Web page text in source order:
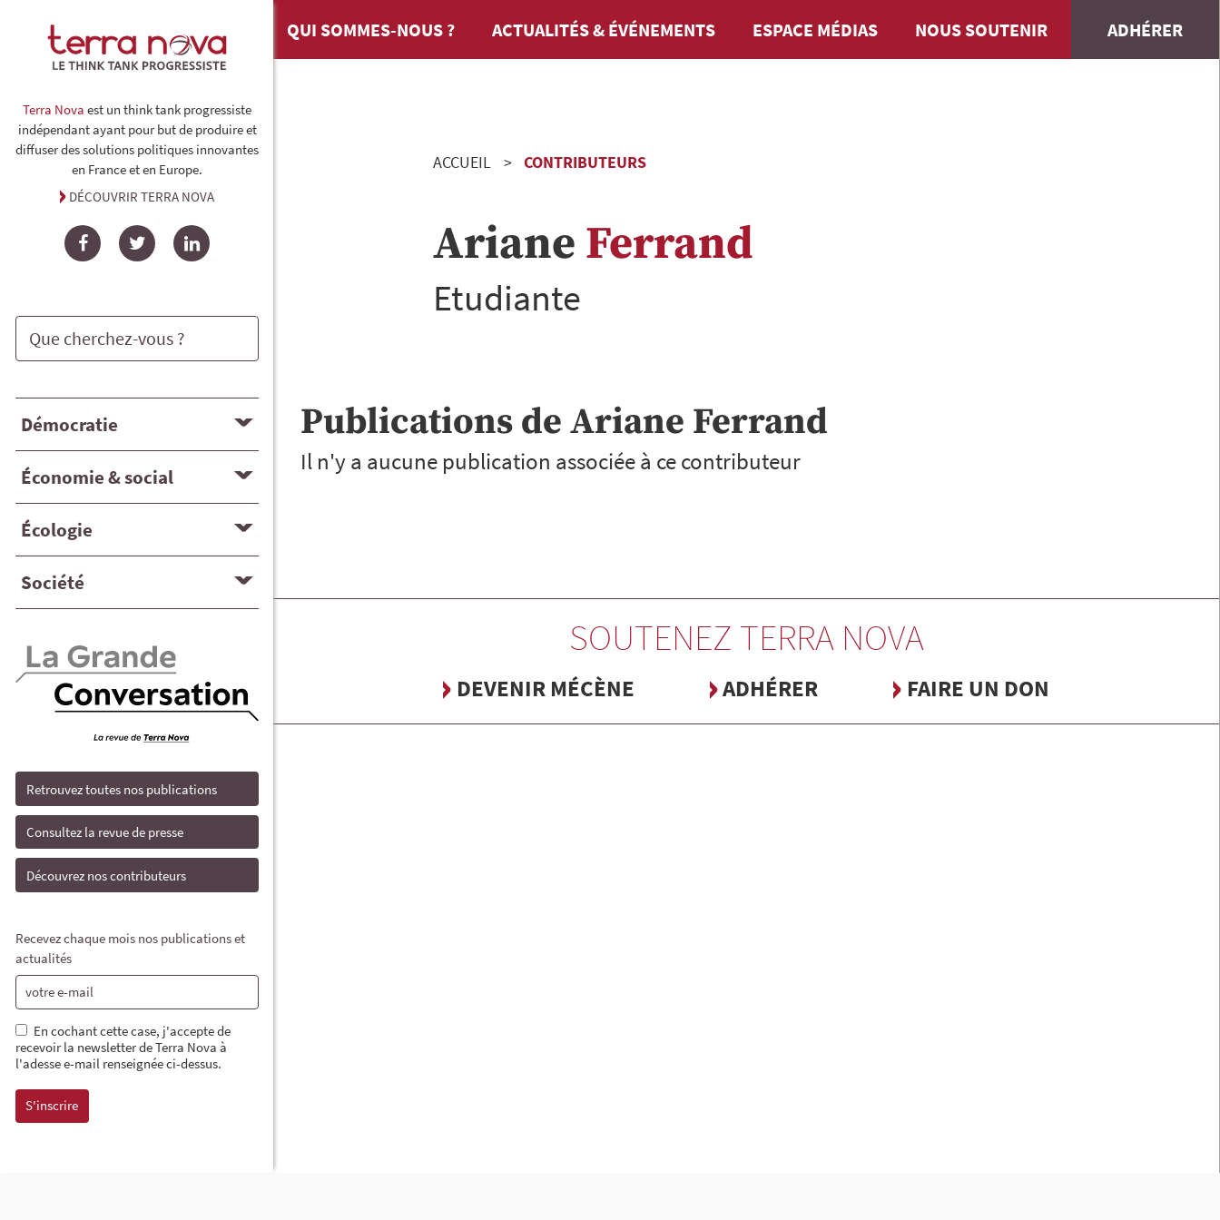
Terra Nova est un think tank progressiste
indépendant ayant pour but de produire et
diffuser des solutions politiques innovantes
en France et en Europe.
DÉCOUVRIR TERRA NOVA
FacebookTwitterLinkedIn
Démocratie
Économie & social
Écologie
Société
Retrouvez toutes nos publications
Consultez la revue de presse
Découvrez nos contributeurs
Recevez chaque mois nos publications et
actualités
En cochant cette case, j'accepte de
recevoir la newsletter de Terra Nova à
l'adesse e-mail renseignée ci-dessus.
QUI SOMMES-NOUS ? ACTUALITÉS & ÉVÉNEMENTS ESPACE MÉDIAS NOUS SOUTENIR ADHÉRER
ACCUEIL CONTRIBUTEURS
Ariane Ferrand
Etudiante
Publications de Ariane Ferrand
Il n'y a aucune publication associée à ce contributeur
SOUTENEZ TERRA NOVA
DEVENIR MÉCÈNE ADHÉRER FAIRE UN DON